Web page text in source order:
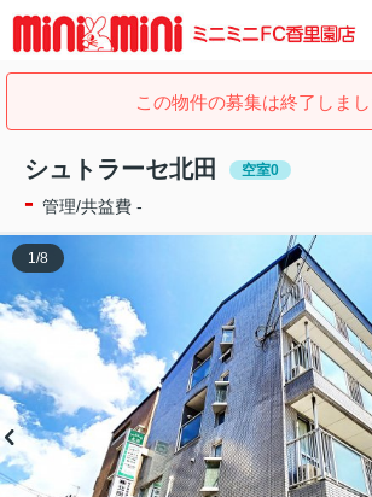
この物件の募集は終了しまし
シュトラーセ北田 空室0
- 管理/共益費 -
1/8